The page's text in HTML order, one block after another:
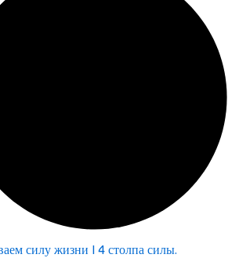
силу жизни | 4 столпа силы.